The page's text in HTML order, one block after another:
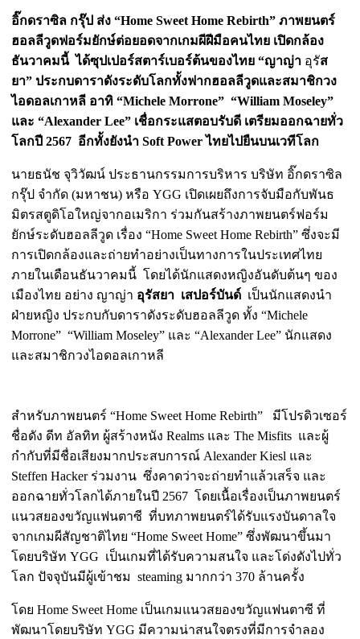
อิ๊กดราซิล กรุ๊ป ส่ง “Home Sweet Home Rebirth” ภาพยนตร์
ฮอลลีวูดฟอร์มยักษ์ต่อยอดจากเกมผีฝีมือคนไทย เปิดกล้อง
ธันวาคมนี้ ได้ซุปเปอร์สตาร์เบอร์ต้นของไทย “ญาญ่า อุรัส
ยา” ประกบดาราดังระดับโลกทั้งฟากฮอลลีวูดและสมาชิกวง
ไอดอลเกาหลี อาทิ “Michele Morrone” “William Moseley”
และ “Alexander Lee” เชื่อกระแสตอบรับดี เตรียมออกฉายทั่ว
โลกปี 2567 อีกทั้งยังนำ Soft Powerไทยไปยืนบนเวทีโลก
นายธนัช จุวิวัฒน์ ประธานกรรมการบริหาร บริษัท อิ๊กดราซิล
กรุ๊ป จำกัด (มหาชน) หรือ YGG เปิดเผยถึงการจับมือกับพันธ
มิตรสตูดิโอใหญ่จากอเมริกา ร่วมกันสร้างภาพยนตร์ฟอร์ม
ยักษ์ระดับฮอลลีวูด เรื่อง “Home Sweet Home Rebirth” ซึ่งจะมี
การเปิดกล้องและถ่ายทำอย่างเป็นทางการในประเทศไทย
ภายในเดือนธันวาคมนี้ โดยได้นักแสดงหญิงอันดับต้นๆ ของ
เมืองไทย อย่าง ญาญ่า อุรัสยา เสปอร์บันด์ เป็นนักแสดงนำ
ฝ่ายหญิง ประกบกับดาราดังระดับฮอลลีวูด ทั้ง “Michele
Morrone” “William Moseley” และ “Alexander Lee” นักแสดง
และสมาชิกวงไอดอลเกาหลี
สำหรับภาพยนตร์ “Home Sweet Home Rebirth” มีโปรดิวเซอร์
ชื่อดัง ดีท อัลทิท ผู้สร้างหนัง Realms และ The Misfits และผู้
กำกับที่มีชื่อเสียงมากประสบการณ์ Alexander Kiesl และ
Steffen Hacker ร่วมงาน ซึ่งคาดว่าจะถ่ายทำแล้วเสร็จ และ
ออกฉายทั่วโลกได้ภายในปี 2567 โดยเนื้อเรื่องเป็นภาพยนตร์
แนวสยองขวัญแฟนตาซี ที่บทภาพยนตร์ได้รับแรงบันดาลใจ
จากเกมผีสัญชาติไทย “Home Sweet Home” ซึ่งพัฒนาขึ้นมา
โดยบริษัท YGG เป็นเกมที่ได้รับความสนใจ และโด่งดังไปทั่ว
โลก ปัจจุบันมีผู้เข้าชม steaming มากกว่า 370 ล้านครั้ง
โดย Home Sweet Home เป็นเกมแนวสยองขวัญแฟนตาซี ที่
พัฒนาโดยบริษัท YGG มีความน่าสนใจตรงที่มีการจำลอง